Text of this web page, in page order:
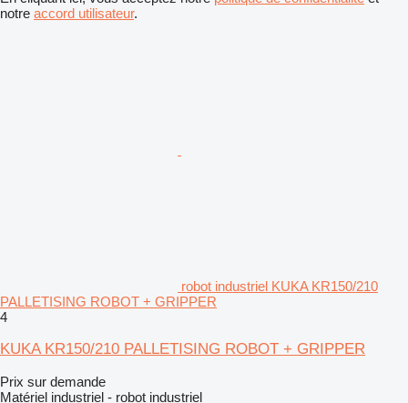
notre accord utilisateur.
robot industriel KUKA KR150/210
PALLETISING ROBOT + GRIPPER
4
KUKA KR150/210 PALLETISING ROBOT + GRIPPER
Prix sur demande
Matériel industriel - robot industriel